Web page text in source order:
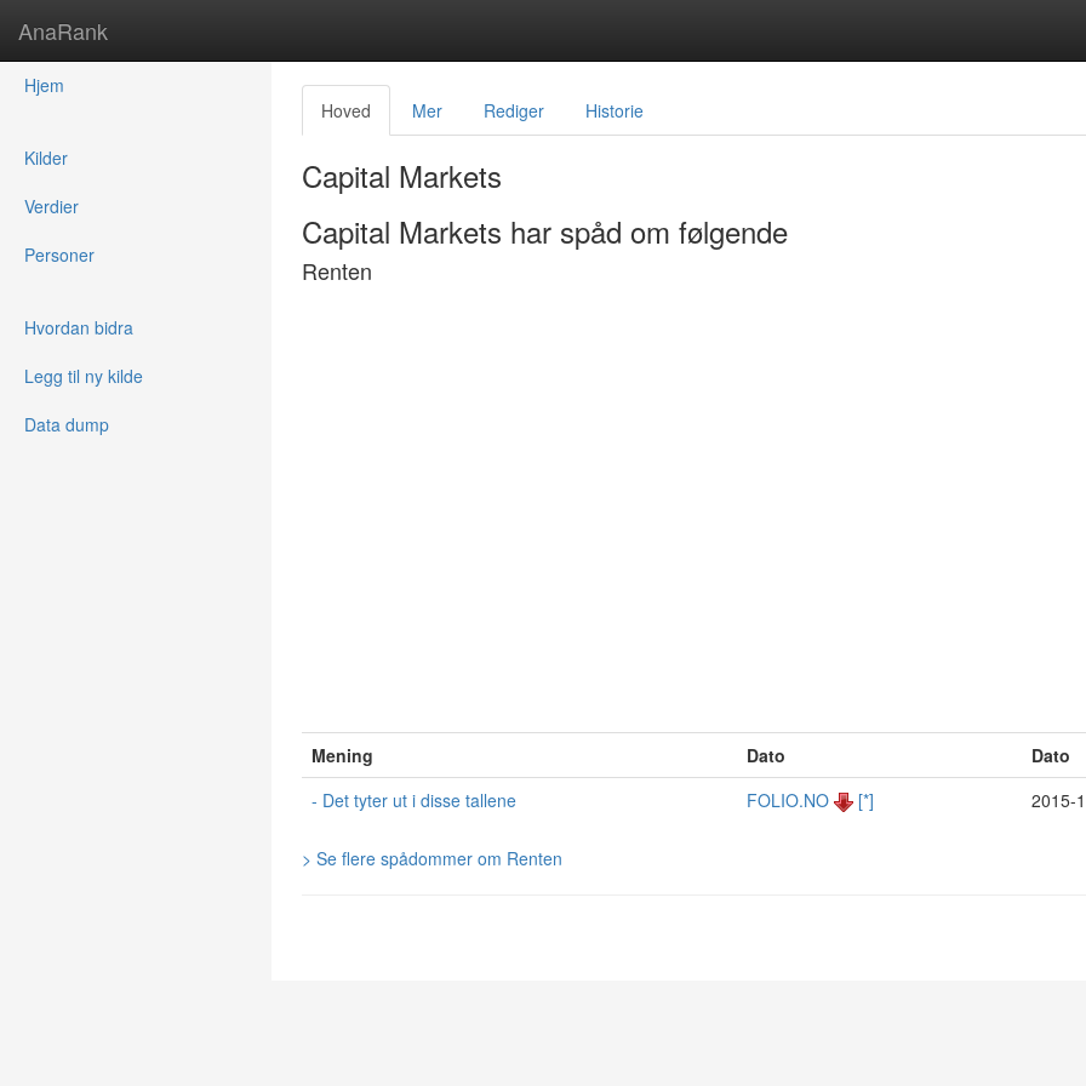
AnaRank
Hjem
Kilder
Verdier
Personer
Hvordan bidra
Legg til ny kilde
Data dump
Hoved Mer Rediger Historie
Capital Markets
Capital Markets har spåd om følgende
Renten
Mening Dato Dato
- Det tyter ut i disse tallene
FOLIO.NO [*] 2015-
> Se flere spådommer om Renten